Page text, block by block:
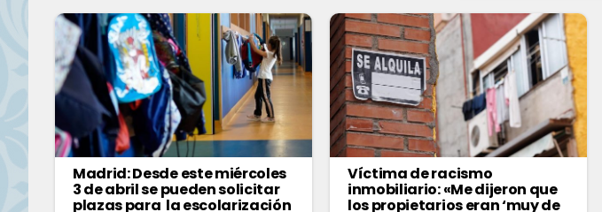
Madrid: Desde este miércoles
3 de abril se pueden solicitar
plazas para la escolarización
Víctima de racismo
inmobiliario: «Me dijeron que
los propietarios eran ‘muy de